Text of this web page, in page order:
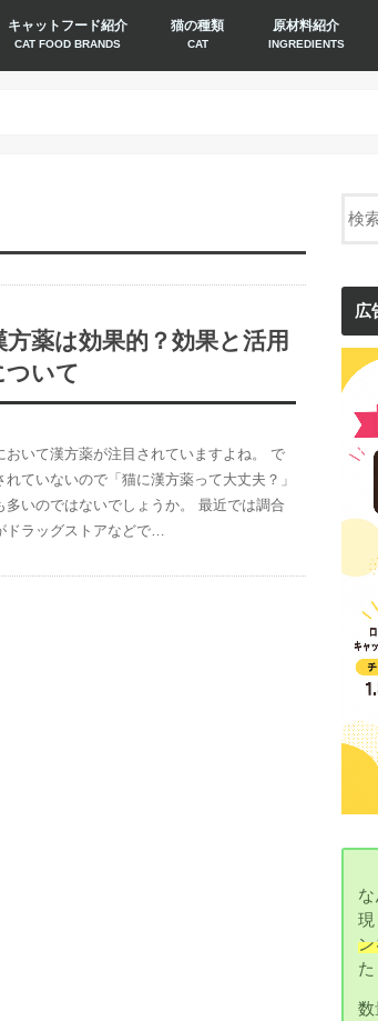
キャットフード紹介
CAT FOOD BRANDS
猫の種類
CAT
原材料紹介
INGREDIENTS
薬は効果的？効果と活用
ついて
おいて漢方薬が注目されていますよね。 で
ていないので「猫に漢方薬って大丈夫？」
多いのではないでしょうか。 最近では調合
ドラッグストアなどで…
広
ン
た
数